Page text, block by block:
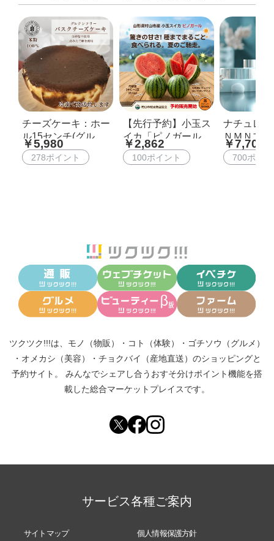
チーズケーキ：ホー
ル15センチ(グルテ
ンフリー・白砂糖不
使用)【送料無...
￥5,980
278ポイント
【先行予約】小玉ス
イカ「ピノガール」
2玉（計約4kg）山形
県村山市産 種...
￥2,862
100ポイント
ナチュレ
ＮＭＮブ
センス
￥7,700
700ポイ
ツクツク!!!は、 モノ（物販） ・ コト（体験） ・ ゴチソウ（グルメ）
・ オメカシ（美容） ・ チョクバイ（産地直送） のショッピングと
予約サイト。
みんなでシェアし合う おすそ分けポイント機能を搭
載した総合マーケットプレイスです。
サービス各種ご案内
サイトマップ 個人情報保護方針